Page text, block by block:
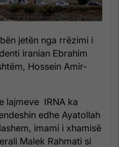
jetën nga rrëzimi i
iranian Ebrahim
Hossein Amir-
lajmeve IRNA ka
edhe Ayatollah
imami i xhamisë
Malek Rahmati si